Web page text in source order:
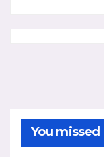
You missed